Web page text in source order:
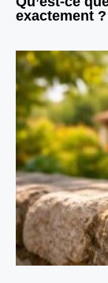
exactement ?